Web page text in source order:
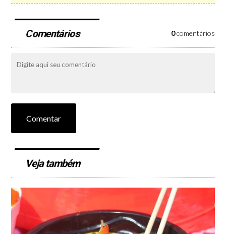
Comentários 0comentários
Comentar
Veja também